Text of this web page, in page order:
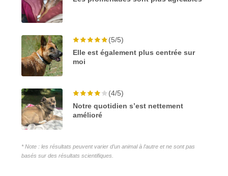
(5/5)
Elle est également plus centrée sur
moi
(4/5)
Notre quotidien s’est nettement
amélioré
* Note : les résultats peuvent varier d’un animal à l’autre et ne sont pas
basés sur des résultats scientifiques.